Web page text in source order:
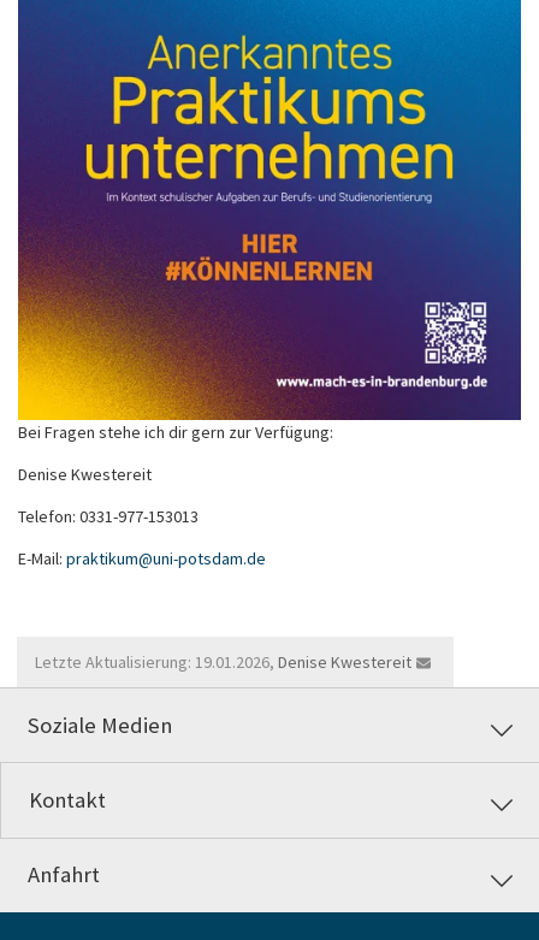
Bei Fragen stehe ich dir gern zur Verfügung:
Denise Kwestereit
Telefon: 0331-977-153013
E-Mail: praktikum@uni-potsdam.de
Letzte Aktualisierung: 19.01.2026, Denise Kwestereit
Soziale Medien
Kontakt
Anfahrt